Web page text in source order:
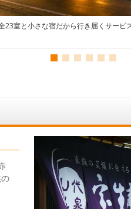
、12.5畳の和室には広々とした縁側がご
23室と小さな宿だから行き届くサービ